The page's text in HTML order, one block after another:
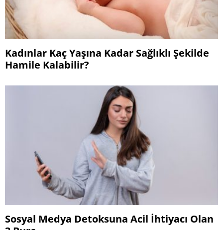
Kadınlar Kaç Yaşına Kadar Sağlıklı Şekilde
Hamile Kalabilir?
Sosyal Medya Detoksuna Acil İhtiyacı Olan